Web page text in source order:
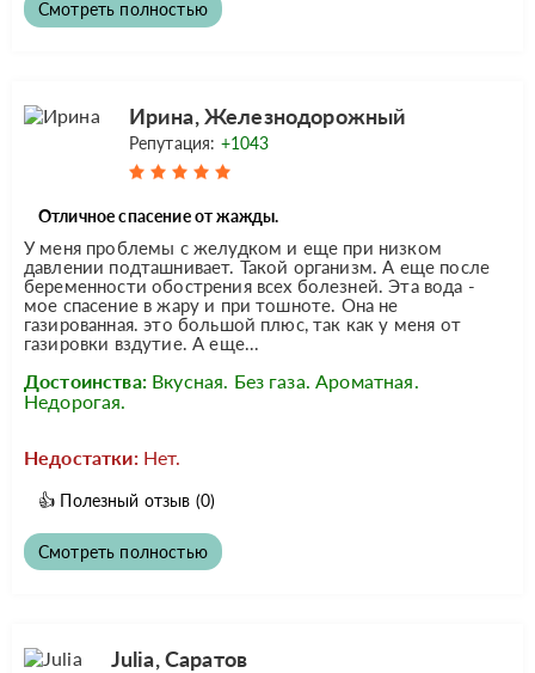
Смотреть полностью
Ирина, Железнодорожный
Репутация: +1043
Отличное спасение от жажды.
У меня проблемы с желудком и еще при низком
давлении подташнивает. Такой организм. А еще после
беременности обострения всех болезней. Эта вода -
мое спасение в жару и при тошноте. Она не
газированная. это большой плюс, так как у меня от
газировки вздутие. А еще...
Достоинства: Вкусная. Без газа. Ароматная.
Недорогая.
Недостатки: Нет.
👍 Полезный отзыв (0)
Смотреть полностью
Julia, Саратов